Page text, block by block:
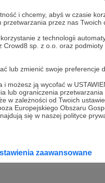
i chcemy, abyś w czasie
przez nas Twoich
z technologii
Crowd8 sp. z o.o. oraz
lub zmienić swoje preferencje
możesz ją wycofać w
lub ograniczenia
w zależności od Twoich
Europejskiego Obszaru
się w naszej polityce
zaawansowane